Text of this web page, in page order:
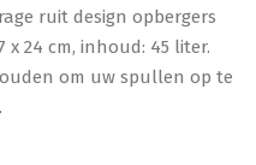
ruit design opbergers
x 24 cm, inhoud: 45 liter.
om uw spullen op te